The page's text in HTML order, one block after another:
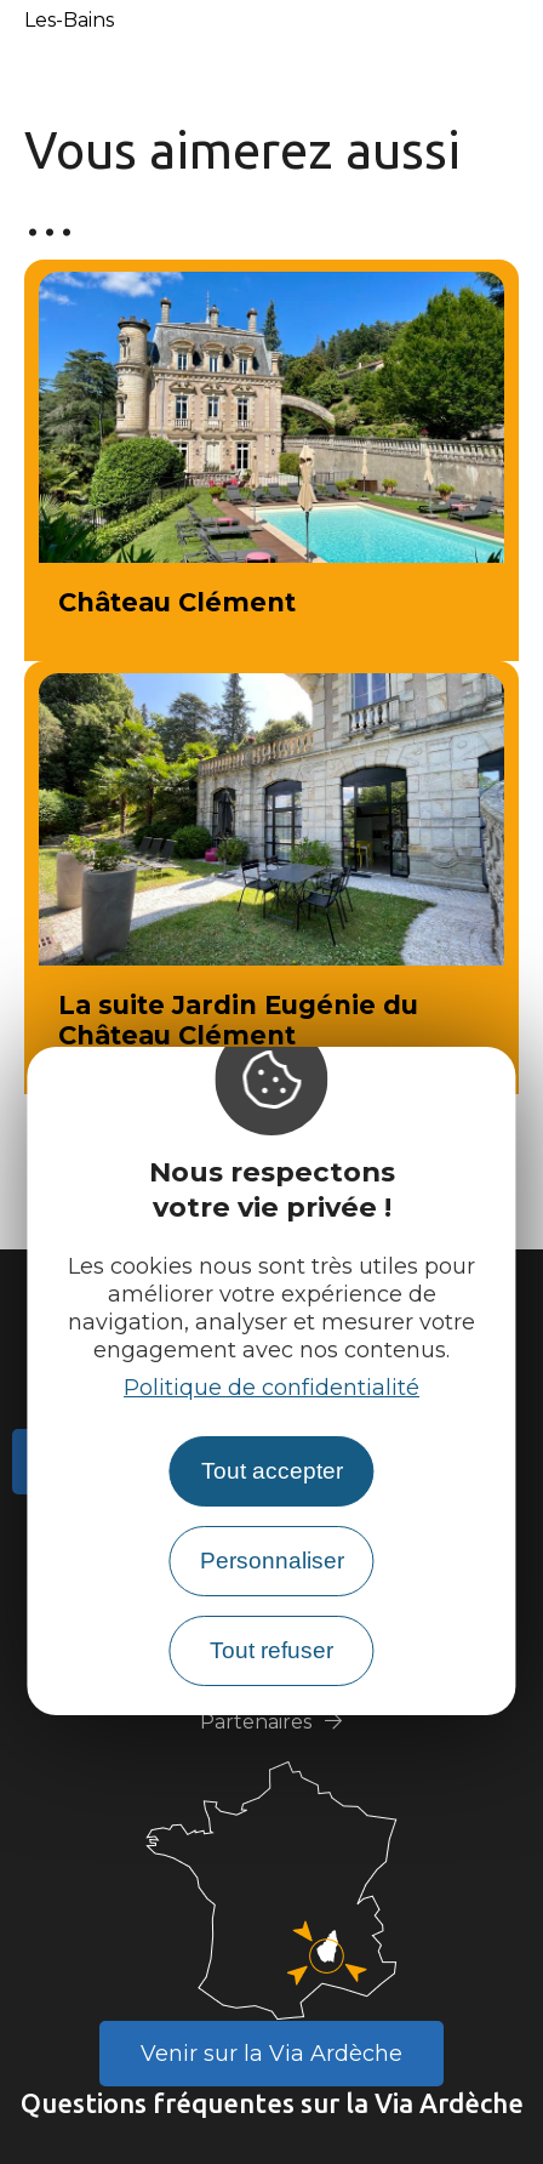
Nous respectons
votre vie privée !
Les cookies nous sont très utiles pour
améliorer votre expérience de
navigation, analyser et mesurer votre
engagement avec nos contenus.
Politique de confidentialité
Tout accepter
Personnaliser
Tout refuser
Les-Bains
Vous aimerez aussi
…
Château Clément
La suite Jardin Eugénie du
Château Clément
Contactez-nous
Météo
Marque Accueil Vélo
Espace presse
Espace pro
Partenaires
Venir sur la Via Ardèche
Questions fréquentes sur la Via Ardèche